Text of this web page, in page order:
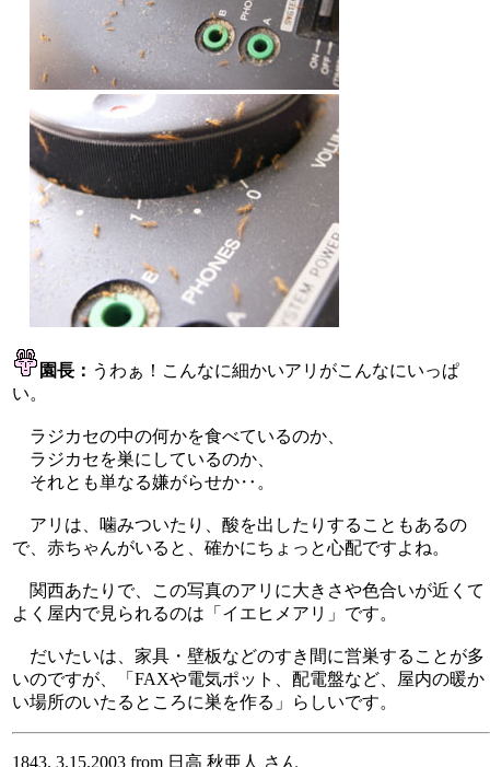
園長： うわぁ！こんなに細かいアリがこんなにいっぱ
い。
ラジカセの中の何かを食べているのか、
ラジカセを巣にしているのか、
それとも単なる嫌がらせか‥。
アリは、噛みついたり、酸を出したりすることもあるの
で、赤ちゃんがいると、確かにちょっと心配ですよね。
関西あたりで、この写真のアリに大きさや色合いが近くて
よく屋内で見られるのは「イエヒメアリ」です。
だいたいは、家具・壁板などのすき間に営巣することが多
いのですが、「FAXや電気ポット、配電盤など、屋内の暖か
い場所のいたるところに巣を作る」らしいです。
1843. 3.15.2003 from 日高 秋亜人 さん